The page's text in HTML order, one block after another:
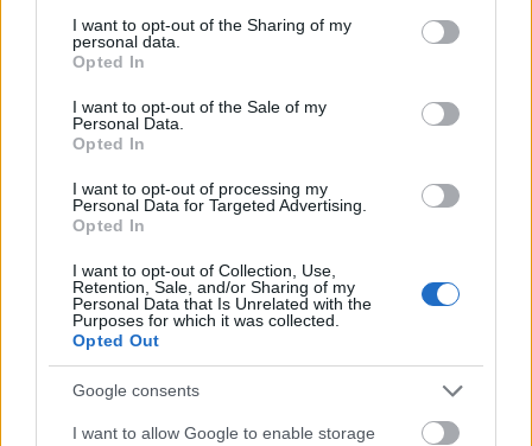
not limited to your visit or usage behaviour. You may click to
grant or deny consent to Google and its third-party tags to
use your data for below specified purposes in below Google
consent section.
I want to opt-out of the Sharing of my
personal data.
Opted In
I want to opt-out of the Sale of my
Personal Data.
Opted In
I want to opt-out of processing my
Personal Data for Targeted Advertising.
Opted In
I want to opt-out of Collection, Use,
Retention, Sale, and/or Sharing of my
Personal Data that Is Unrelated with the
Purposes for which it was collected.
Opted Out
Google consents
I want to allow Google to enable storage
Olasz szalmakalap
Fordította:Hamvai Kornél
Szereplők:
FADINARD/Hajmási Dávid
NONANCOURT/Mertz Tibor